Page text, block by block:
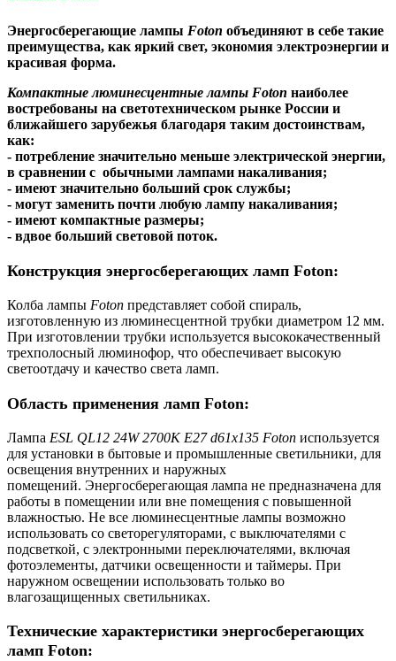
Энергосберегающие лампы Foton объединяют в себе такие
преимущества, как яркий свет, экономия электроэнергии и
красивая форма.
Компактные люминесцентные лампы Foton наиболее
востребованы на светотехническом рынке России и
ближайшего зарубежья благодаря таким достоинствам,
как:
- потребление значительно меньше электрической энергии,
в сравнении с обычными лампами накаливания;
- имеют значительно больший срок службы;
- могут заменить почти любую лампу накаливания;
- имеют компактные размеры;
- вдвое больший световой поток.
Конструкция энергосберегающих ламп Foton:
Колба лампы Foton представляет собой спираль,
изготовленную из люминесцентной трубки диаметром 12 мм.
При изготовлении трубки используется высококачественный
трехполосный люминофор, что обеспечивает высокую
светоотдачу и качество света ламп.
Область применения ламп Foton:
Лампа ESL QL12 24W 2700K E27 d61x135 Foton используется
для установки в бытовые и промышленные светильники, для
освещения внутренних и наружных
помещений. Энергосберегающая лампа не предназначена для
работы в помещении или вне помещения с повышенной
влажностью. Не все люминесцентные лампы возможно
использовать со светорегуляторами, с выключателями с
подсветкой, с электронными переключателями, включая
фотоэлементы, датчики освещенности и таймеры. При
наружном освещении использовать только во
влагозащищенных светильниках.
Технические характеристики энергосберегающих
ламп Foton: